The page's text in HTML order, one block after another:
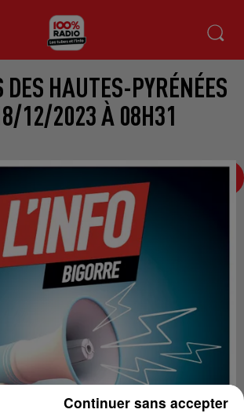
DES HAUTES-PYRÉNÉES
12/2023 À 08H31
Continuer sans accepter